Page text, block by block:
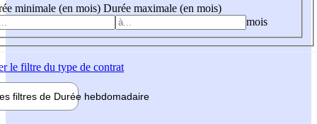
minimale (en mois) Durée maximale (en mois)
mois
le filtre du type de contrat
filtres de Durée hebdomadaire